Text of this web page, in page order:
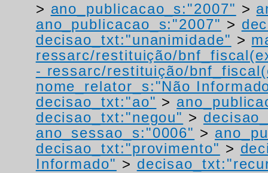
> ano_publicacao_s:"2007" >
ano_publicacao_s:"2007" >
decisao_txt:"unanimidade" >
ressarc/restituição/
- ressarc/restituição/
nome_relator_s:"Não
decisao_txt:"ao" >
decisao_txt:"negou" >
ano_sessao_s:"0006" >
decisao_txt:"provimento" >
Informado" >